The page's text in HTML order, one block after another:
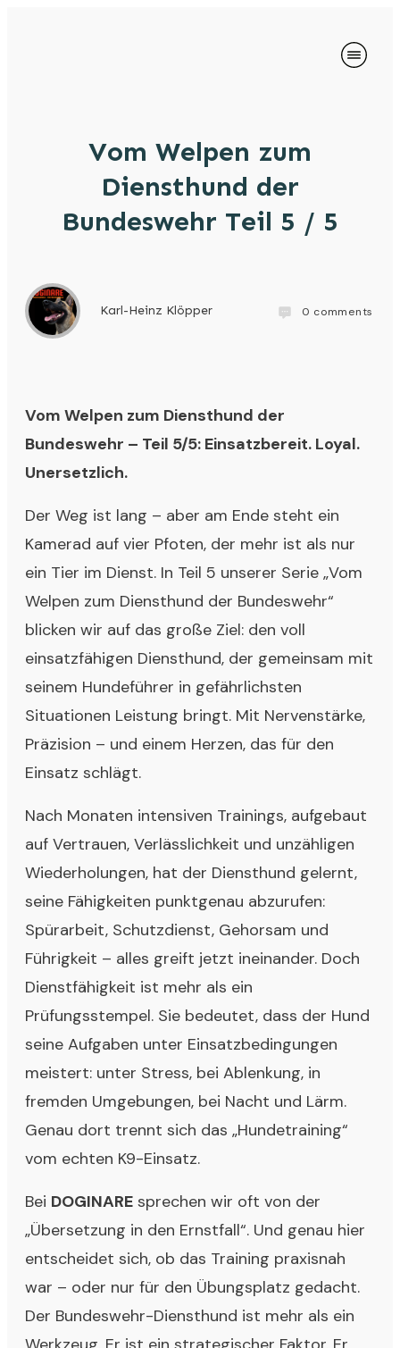
Vom Welpen zum
Diensthund der
Bundeswehr Teil 5 / 5
Karl-Heinz Klöpper 0 comments
Vom Welpen zum Diensthund der
Bundeswehr – Teil 5/5: Einsatzbereit. Loyal.
Unersetzlich.
Der Weg ist lang – aber am Ende steht ein
Kamerad auf vier Pfoten, der mehr ist als nur
ein Tier im Dienst. In Teil 5 unserer Serie „Vom
Welpen zum Diensthund der Bundeswehr“
blicken wir auf das große Ziel: den voll
einsatzfähigen Diensthund, der gemeinsam mit
seinem Hundeführer in gefährlichsten
Situationen Leistung bringt. Mit Nervenstärke,
Präzision – und einem Herzen, das für den
Einsatz schlägt.
Nach Monaten intensiven Trainings, aufgebaut
auf Vertrauen, Verlässlichkeit und unzähligen
Wiederholungen, hat der Diensthund gelernt,
seine Fähigkeiten punktgenau abzurufen:
Spürarbeit, Schutzdienst, Gehorsam und
Führigkeit – alles greift jetzt ineinander. Doch
Dienstfähigkeit ist mehr als ein
Prüfungsstempel. Sie bedeutet, dass der Hund
seine Aufgaben unter Einsatzbedingungen
meistert: unter Stress, bei Ablenkung, in
fremden Umgebungen, bei Nacht und Lärm.
Genau dort trennt sich das „Hundetraining“
vom echten K9-Einsatz.
Bei DOGINARE sprechen wir oft von der
„Übersetzung in den Ernstfall“. Und genau hier
entscheidet sich, ob das Training praxisnah
war – oder nur für den Übungsplatz gedacht.
Der Bundeswehr-Diensthund ist mehr als ein